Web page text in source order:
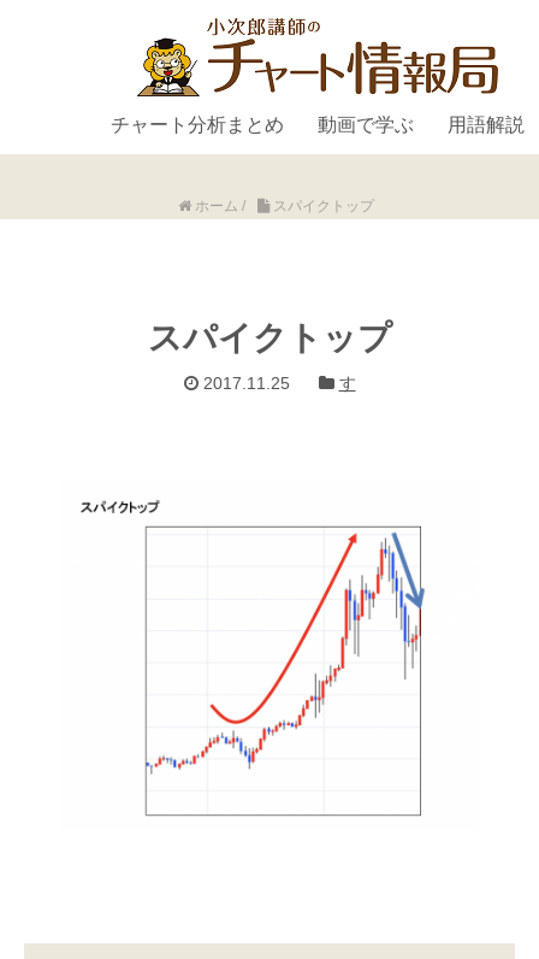
チャート分析まとめ 動画で学ぶ 用語解説
ホーム / スパイクトップ
スパイクトップ
2017.11.25 す